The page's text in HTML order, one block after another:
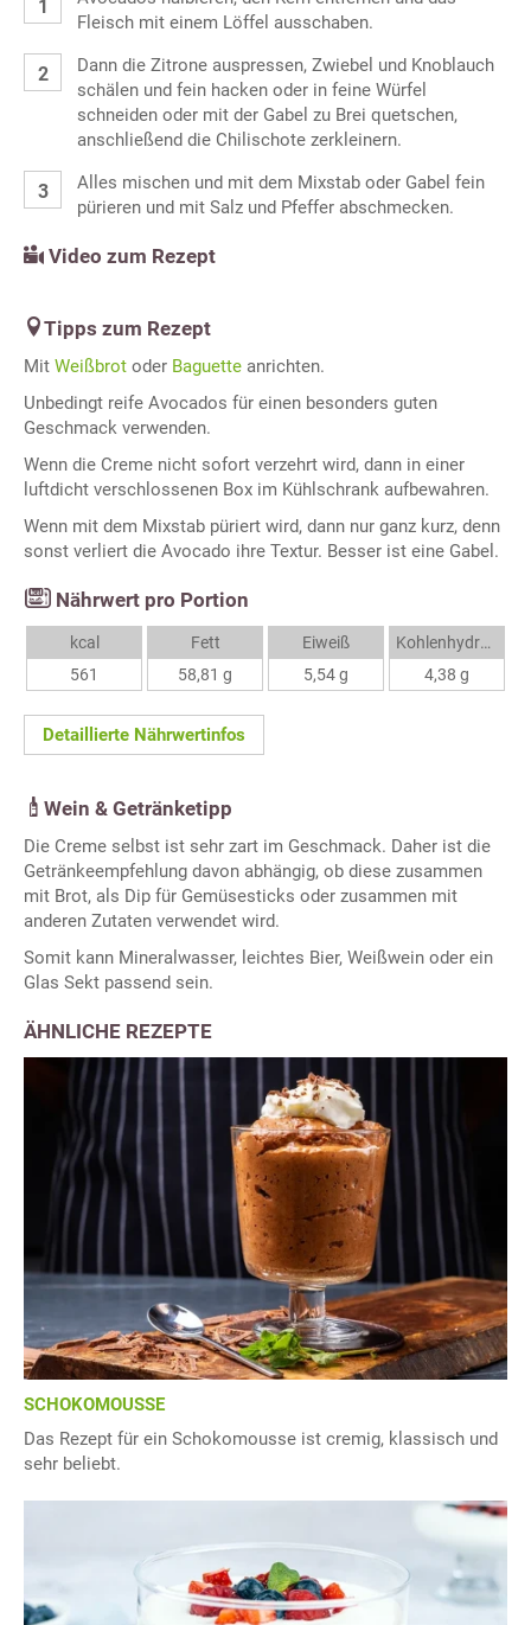
Fleisch mit einem Löffel ausschaben.
Dann die Zitrone auspressen, Zwiebel und Knoblauch
schälen und fein hacken oder in feine Würfel
schneiden oder mit der Gabel zu Brei quetschen,
anschließend die Chilischote zerkleinern.
Alles mischen und mit dem Mixstab oder Gabel fein
pürieren und mit Salz und Pfeffer abschmecken.
Video zum Rezept
Tipps zum Rezept
Mit Weißbrot oder Baguette anrichten.
Unbedingt reife Avocados für einen besonders guten
Geschmack verwenden.
Wenn die Creme nicht sofort verzehrt wird, dann in einer
luftdicht verschlossenen Box im Kühlschrank aufbewahren.
Wenn mit dem Mixstab püriert wird, dann nur ganz kurz, denn
sonst verliert die Avocado ihre Textur. Besser ist eine Gabel.
Nährwert pro Portion
kcal
561
Fett
58,81 g
Eiweiß
5,54 g
Kohlenhydrate
4,38 g
Detaillierte Nährwertinfos
Wein & Getränketipp
Die Creme selbst ist sehr zart im Geschmack. Daher ist die
Getränkeempfehlung davon abhängig, ob diese zusammen
mit Brot, als Dip für Gemüsesticks oder zusammen mit
anderen Zutaten verwendet wird.
Somit kann Mineralwasser, leichtes Bier, Weißwein oder ein
Glas Sekt passend sein.
ÄHNLICHE REZEPTE
SCHOKOMOUSSE
Das Rezept für ein Schokomousse ist cremig, klassisch und
sehr beliebt.